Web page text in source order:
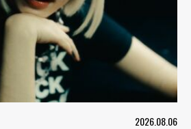
2026.08.06